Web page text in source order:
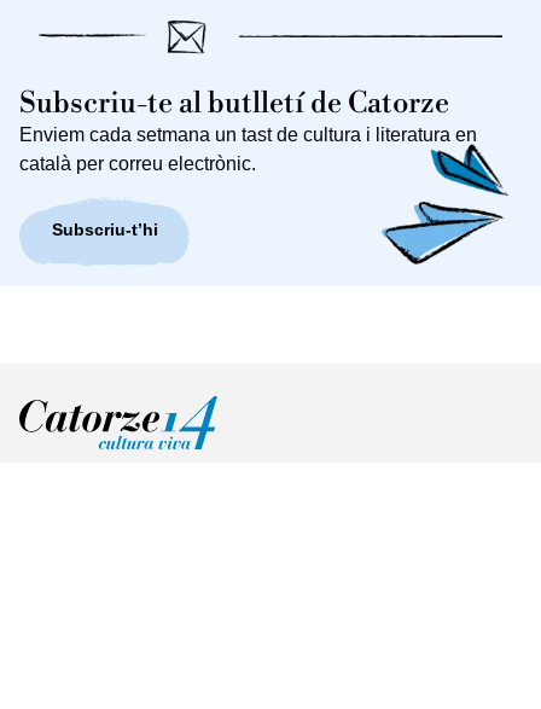
Subscriu-te al butlletí de Catorze
Enviem cada setmana un tast de cultura i literatura en
català per correu electrònic.
Subscriu-t’hi